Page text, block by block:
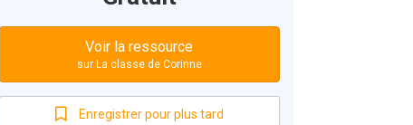
Voir la ressource
sur La classe de Corinne
Enregistrer pour plus tard